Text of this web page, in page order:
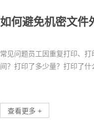
如何避免机密文件
常见问题员工因重复打印、
间？打印了多少量？打印了
查看更多 +